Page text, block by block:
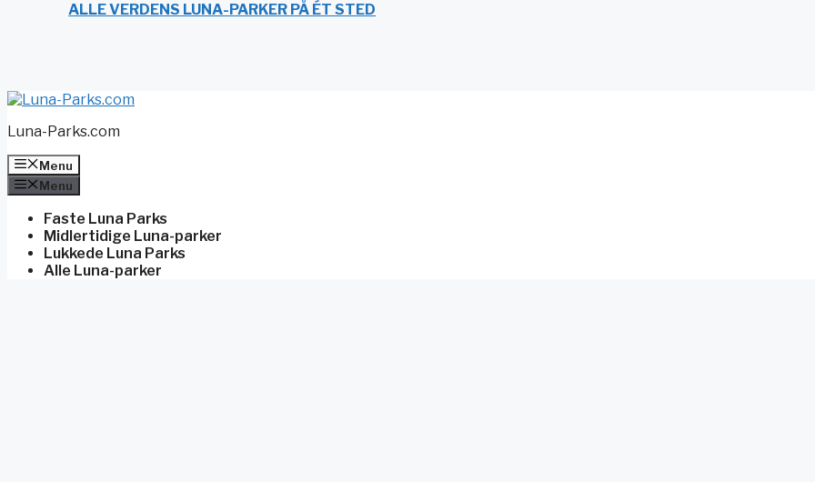
ALLE VERDENS LUNA-PARKER PÅ ÉT STED
Luna-Parks.com
Menu
Menu
Faste Luna Parks
Midlertidige Luna-parker
Lukkede Luna Parks
Alle Luna-parker